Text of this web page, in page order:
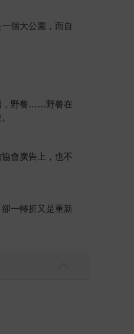
個大公園，而自
，野餐……野餐在
會廣告上，也不
一轉折又是重新